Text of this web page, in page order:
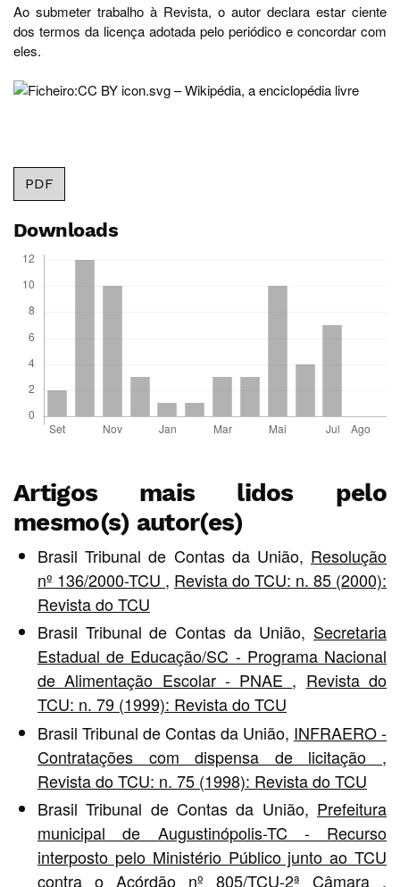
Ao submeter trabalho à Revista, o autor declara estar ciente
dos termos da licença adotada pelo periódico e concordar com
eles.
PDF
Downloads
Artigos mais lidos pelo
mesmo(s) autor(es)
Brasil Tribunal de Contas da União, Resolução
nº 136/2000-TCU , Revista do TCU: n. 85 (2000):
Revista do TCU
Brasil Tribunal de Contas da União, Secretaria
Estadual de Educação/SC - Programa Nacional
de Alimentação Escolar - PNAE , Revista do
TCU: n. 79 (1999): Revista do TCU
Brasil Tribunal de Contas da União, INFRAERO -
Contratações com dispensa de licitação ,
Revista do TCU: n. 75 (1998): Revista do TCU
Brasil Tribunal de Contas da União, Prefeitura
municipal de Augustinópolis-TC - Recurso
interposto pelo Ministério Público junto ao TCU
contra o Acórdão nº 805/TCU-2ª Câmara ,